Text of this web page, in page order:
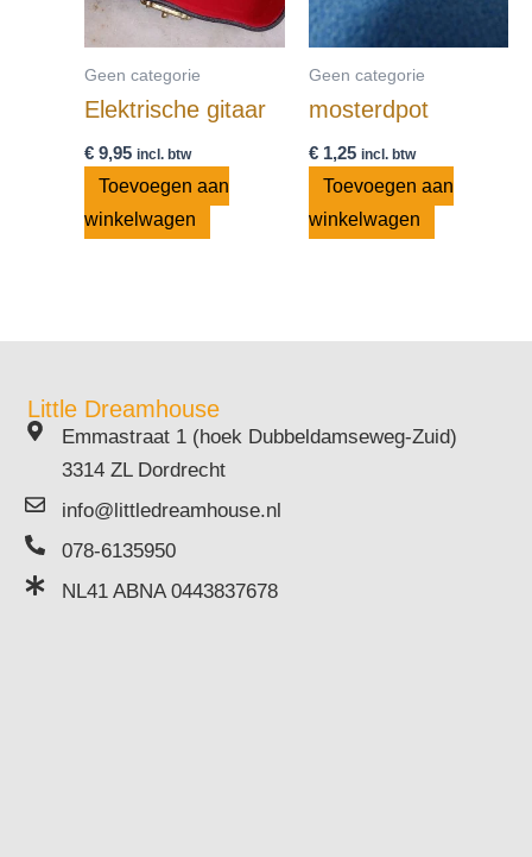
Geen categorie
Elektrische gitaar
€ 9,95 incl. btw
Toevoegen aan
winkelwagen
Geen categorie
mosterdpot
€1,25 incl. btw
Toevoegen aan
winkelwagen
Little Dreamhouse
Emmastraat 1 (hoek Dubbeldamseweg-Zuid)
3314 ZL Dordrecht
info@littledreamhouse.nl
078-6135950
NL41 ABNA 0443837678